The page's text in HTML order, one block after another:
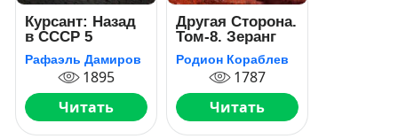
Курсант: Назад
в СССР 5
Рафаэль Дамиров
1895
Читать
Другая Сторона.
Том-8. Зеранг
Родион Кораблев
1787
Читать